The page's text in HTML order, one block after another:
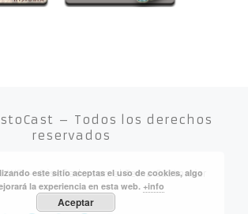
– Todos los derechos
reservados
WP– Diseñado con elTema Customizr
este sitio aceptas el uso de cookies, algo
la experiencia en esta web. +info
Aceptar